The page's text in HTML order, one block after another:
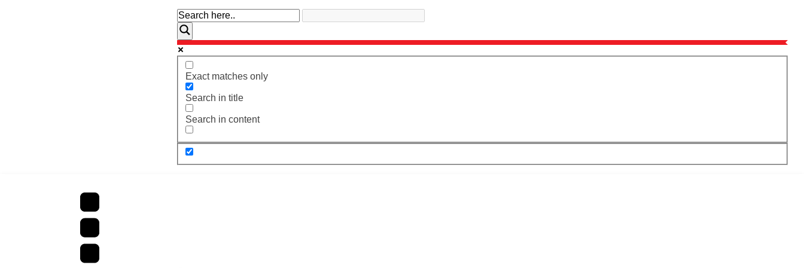
Exact matches only
Search in title
Search in content